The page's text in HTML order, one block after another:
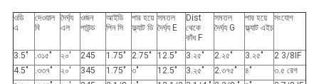
ওডি
এ
দেওয়াল
বি
দৈর্ঘ্য
এল
ওজন
পাউন্ড
আইডি
পিন সি
পার হয়ে
ফ্ল্যাট ডি
সমতল
দৈর্ঘ্য E
Dist
থেকে
কাঁধ F
সমতল
দৈর্ঘ্য G
পার হয়ে
ফ্ল্যাট এইচ
সংযোগ
3.5" .৩১৫" ২০' 245 1.75" 2.75" 12.5" 3.২৫" 2.২৫" 3.২৫"
2 3/8IF
4.5"
.৩৩৭" ২০' 345 1.75" ৩" 12.5" 3.২৫" 2.৩৭৫" ৪"
৩.৫ রেগ